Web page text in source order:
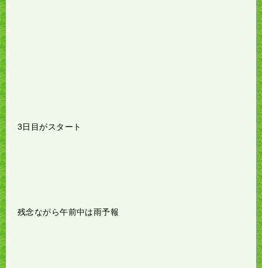
3日目がスタート
残念ながら午前中は雨予報